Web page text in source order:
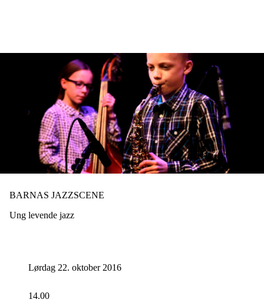
BARNAS JAZZSCENE
Ung levende jazz
Lørdag 22. oktober 2016
14.00